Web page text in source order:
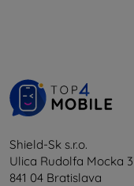
Shield-Sk s.r.o.
Ulica Rudolfa Mocka
841 04 Bratislava